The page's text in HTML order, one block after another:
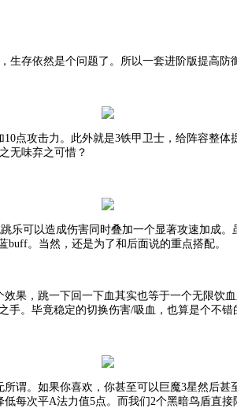
生存依然是个问题了。所以一套进阶版提高防
点攻击力。此外就是3铁甲卫士，给阵容整
无味弃之可惜？
可以造成伤害同时叠加一个显著攻速加成
。当然，还是为了和后面说的重点搭配。
果，跳一下回一下血其实也等于一个无限饮
手。毕竟稳定的切换伤害/吸血，也算是个不错
谓。如果你喜欢，你甚至可以巨魔3星然后甚
每次平A法力值5点。而我们2个黑暗鸟盾直